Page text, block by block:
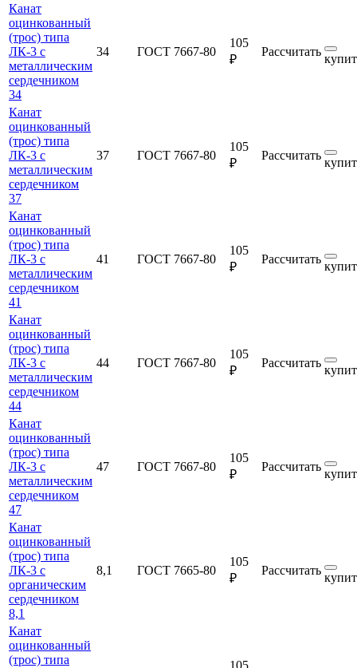
Канат
оцинкованный
(трос) типа
ЛК-3 с
металлическим
сердечником
34
34 ГОСТ 7667-80
105
₽
Рассчитать
Канат
оцинкованный
(трос) типа
ЛК-3 с
металлическим
сердечником
37
37 ГОСТ 7667-80
105
₽
Рассчитать
Канат
оцинкованный
(трос) типа
ЛК-3 с
металлическим
сердечником
41
41 ГОСТ 7667-80
105
₽
Рассчитать
Канат
оцинкованный
(трос) типа
ЛК-3 с
металлическим
сердечником
44
44 ГОСТ 7667-80
105
₽
Рассчитать
Канат
оцинкованный
(трос) типа
ЛК-3 с
металлическим
сердечником
47
47 ГОСТ 7667-80
105
₽
Рассчитать
Канат
оцинкованный
(трос) типа
ЛК-3 с
органическим
сердечником
8,1
8,1 ГОСТ 7665-80
105
₽
Рассчитать
Канат
оцинкованный
(трос) типа
105